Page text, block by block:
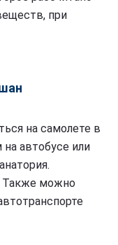
при
на самолете в
на автобусе или
Также можно